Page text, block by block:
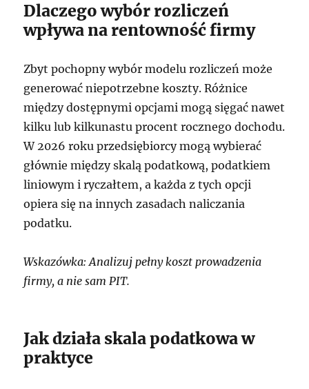
Dlaczego wybór rozliczeń
wpływa na rentowność firmy
Zbyt pochopny wybór modelu rozliczeń może
generować niepotrzebne koszty. Różnice
między dostępnymi opcjami mogą sięgać nawet
kilku lub kilkunastu procent rocznego dochodu.
W 2026 roku przedsiębiorcy mogą wybierać
głównie między skalą podatkową, podatkiem
liniowym i ryczałtem, a każda z tych opcji
opiera się na innych zasadach naliczania
podatku.
Wskazówka: Analizuj pełny koszt prowadzenia
firmy, a nie sam PIT.
Jak działa skala podatkowa w
praktyce